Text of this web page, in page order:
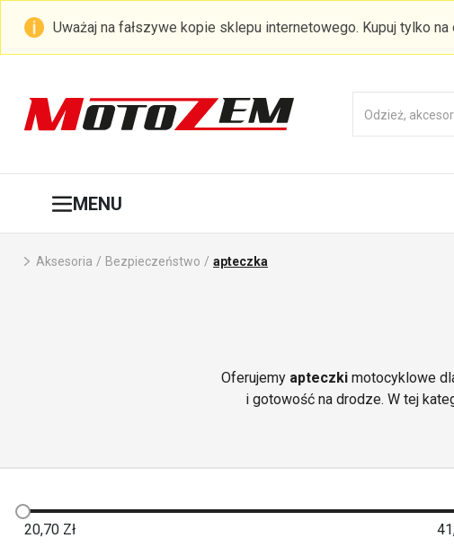
Uważaj na fałszywe kopie sklepu internetowego. Kupuj tylko
MENU
Aksesoria / Bezpieczeństwo / apteczka
Oferujemy apteczkimotocyklowe
i gotowość na drodze. W tej
wszystko jest starannie
20,70 Zł